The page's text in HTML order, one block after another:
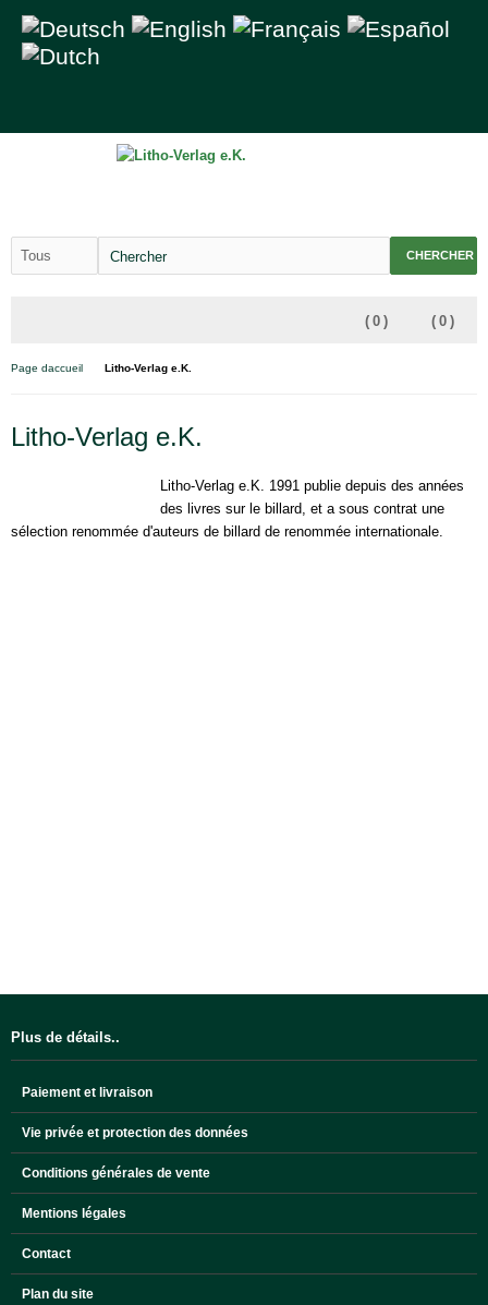
CHERCHER
( 0 )
( 0 )
Page daccueil Litho-Verlag e.K.
Litho-Verlag e.K.
Litho-Verlag e.K. 1991 publie depuis des années
des livres sur le billard, et a sous contrat une
sélection renommée d'auteurs de billard de renommée internationale.
Plus de détails..
Paiement et livraison
Vie privée et protection des données
Conditions générales de vente
Mentions légales
Contact
Plan du site